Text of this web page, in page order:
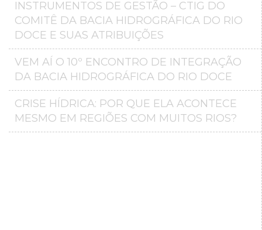
INSTRUMENTOS DE GESTÃO – CTIG DO
COMITÊ DA BACIA HIDROGRÁFICA DO RIO
DOCE E SUAS ATRIBUIÇÕES
VEM AÍ O 10º ENCONTRO DE INTEGRAÇÃO
DA BACIA HIDROGRÁFICA DO RIO DOCE
CRISE HÍDRICA: POR QUE ELA ACONTECE
MESMO EM REGIÕES COM MUITOS RIOS?